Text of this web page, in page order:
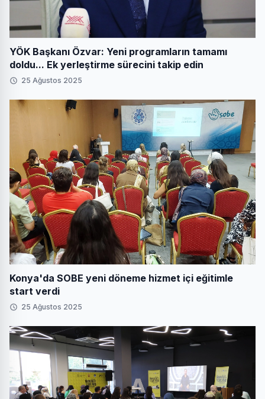
YÖK Başkanı Özvar: Yeni programların tamamı
doldu... Ek yerleştirme sürecini takip edin
25 Ağustos 2025
Konya'da SOBE yeni döneme hizmet içi eğitimle
start verdi
25 Ağustos 2025